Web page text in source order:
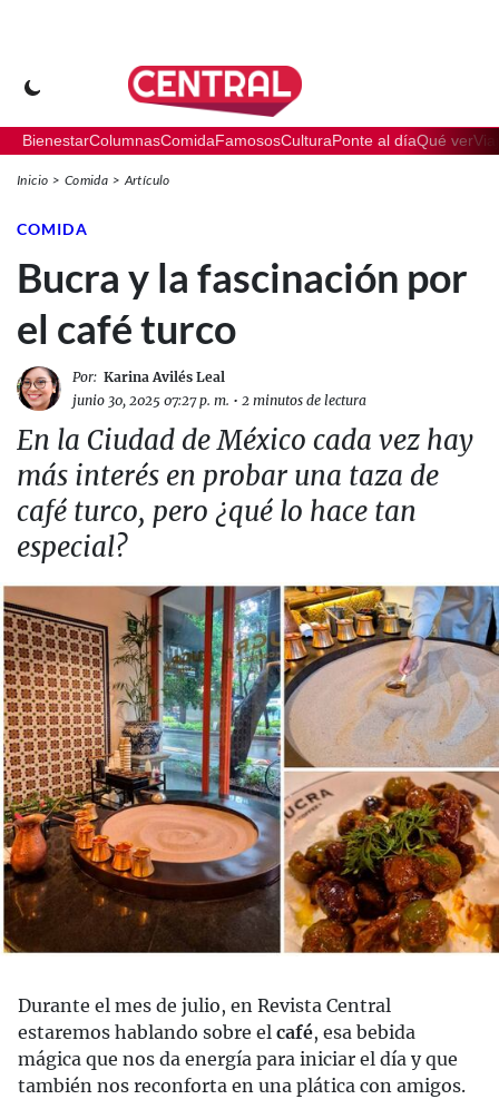
BienestarColumnasComidaFamososCulturaPonte al díaQué ver
Inicio Comida Artículo
COMIDA
Bucra y la fascinación por
el café turco
Por: Karina Avilés Leal
junio 30, 2025 07:27 p. m. • 2 minutos de lectura
En la Ciudad de México cada vez hay
más interés en probar una taza de
café turco, pero ¿qué lo hace tan
especial?
Durante el mes de julio, en Revista Central
estaremos hablando sobre el café, esa bebida
mágica que nos da energía para iniciar el día y que
también nos reconforta en una plática con amigos.